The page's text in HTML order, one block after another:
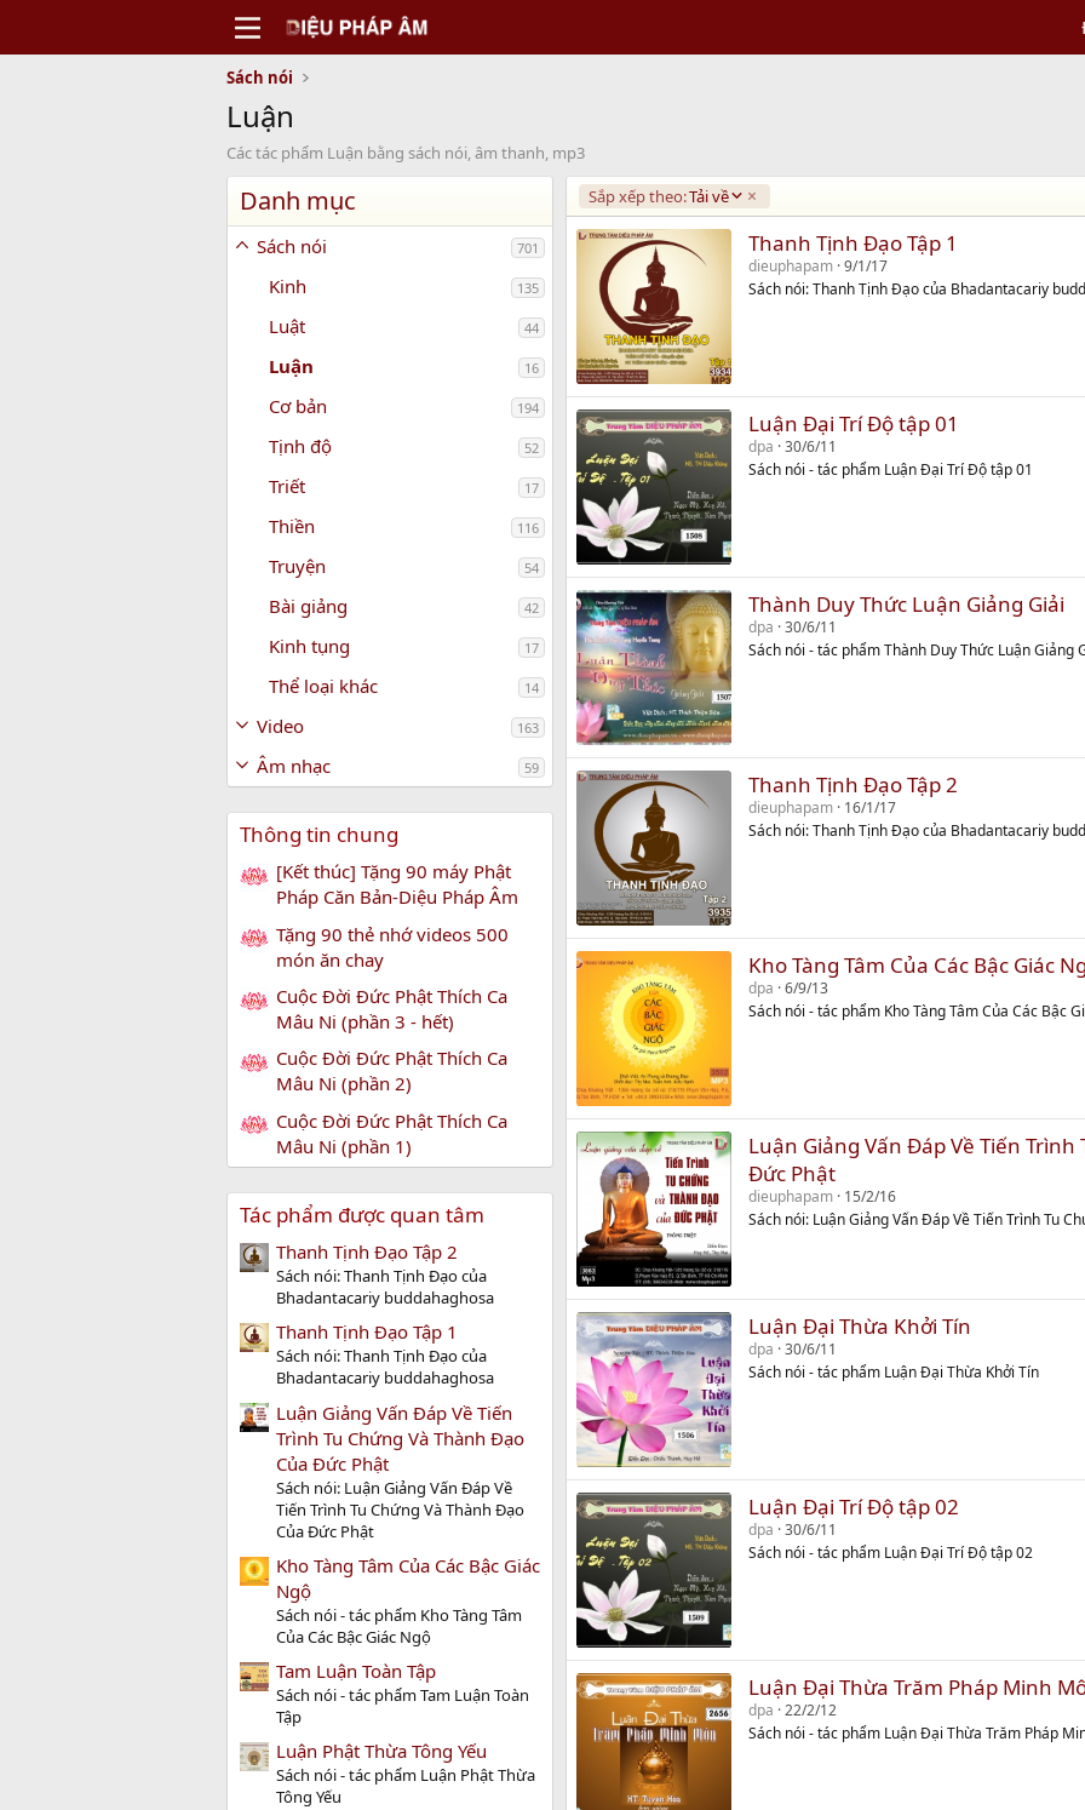
Sách nói
Luận
Các tác phẩm Luận bằng sách nói, âm thanh, mp3
Danh mục
Sách nói 701
Kinh 135
Luật 44
Luận 16
Cơ bản 194
Tịnh độ 52
Triết 17
Thiền 116
Truyện 54
Bài giảng 42
Kinh tụng 17
Thể loại khác 14
Video 163
Âm nhạc 59
Thông tin chung
[Kết thúc] Tặng 90 máy Phật
Pháp Căn Bản-Diệu Pháp Âm
Tặng 90 thẻ nhớ videos 500
món ăn chay
Cuộc Đời Đức Phật Thích Ca
Mâu Ni (phần 3 - hết)
Cuộc Đời Đức Phật Thích Ca
Mâu Ni (phần 2)
Cuộc Đời Đức Phật Thích Ca
Mâu Ni (phần 1)
Tác phẩm được quan tâm
Thanh Tịnh Đạo Tập 2
Sách nói: Thanh Tịnh Đạo của
Bhadantacariy buddahaghosa
Thanh Tịnh Đạo Tập 1
Sách nói: Thanh Tịnh Đạo của
Bhadantacariy buddahaghosa
Luận Giảng Vấn Đáp Về Tiến
Trình Tu Chứng Và Thành Đạo
Của Đức Phật
Sách nói: Luận Giảng Vấn Đáp Về
Tiến Trình Tu Chứng Và Thành Đạo
Của Đức Phật
Kho Tàng Tâm Của Các Bậc Giác
Ngộ
Sách nói - tác phẩm Kho Tàng Tâm
Của Các Bậc Giác Ngộ
Tam Luận Toàn Tập
Sách nói - tác phẩm Tam Luận Toàn
Tập
Luận Phật Thừa Tông Yếu
Sách nói - tác phẩm Luận Phật Thừa
Tông Yếu
Sắp xếp theo:Tải về
D
e
s
n
g
Thanh Tịnh Đạo Tập 1
dieuphapam 9/1/17
Sách nói: Thanh Tịnh Đạo của Bhadantacariy
Luận Đại Trí Độ tập 01
dpa 30/6/11
Sách nói - tác phẩm Luận Đại Trí Độ tập 01
Thành Duy Thức Luận Giảng Giải
dpa 30/6/11
Sách nói - tác phẩm Thành Duy Thức Luận Giảng
Thanh Tịnh Đạo Tập 2
dieuphapam 16/1/17
Sách nói: Thanh Tịnh Đạo của Bhadantacariy
Kho Tàng Tâm Của Các Bậc Giác
dpa 6/9/13
Sách nói - tác phẩm Kho Tàng Tâm Của Các Bậc
Luận Giảng Vấn Đáp Về Tiến
Đức Phật
dieuphapam 15/2/16
Sách nói: Luận Giảng Vấn Đáp Về Tiến Trình Tu
Luận Đại Thừa Khởi Tín
dpa 30/6/11
Sách nói - tác phẩm Luận Đại Thừa Khởi Tín
Luận Đại Trí Độ tập 02
dpa 30/6/11
Sách nói - tác phẩm Luận Đại Trí Độ tập 02
Luận Đại Thừa Trăm Pháp Minh
dpa 22/2/12
Sách nói - tác phẩm Luận Đại Thừa Trăm Pháp